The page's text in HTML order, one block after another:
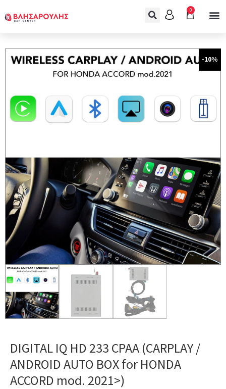
0
-10%
DIGITAL IQ HD 233 CPAA (CARPLAY /
ANDROID AUTO BOX for HONDA
ACCORD mod. 2021>)